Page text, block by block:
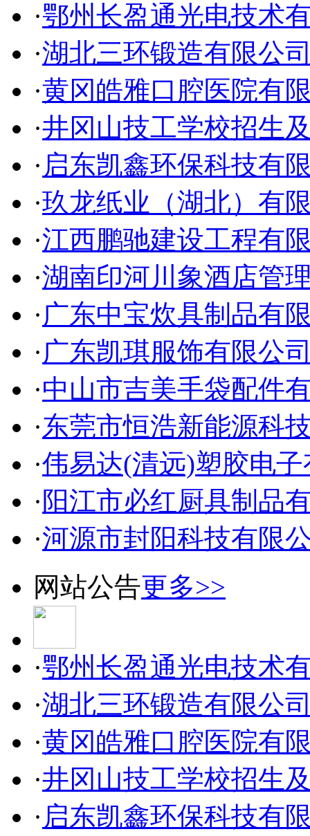
·鄂州长盈通光电技术
·湖北三环锻造有限公
·黄冈皓雅口腔医院有
·井冈山技工学校招生
· 启东凯鑫环保科技有
·玖龙纸业（湖北）有
·江西鹏驰建设工程有
·湖南印河川象酒店管
·广东中宝炊具制品有
·广东凯琪服饰有限公
·中山市吉美手袋配件
·东莞市恒浩新能源科
·伟易达(清远)塑胶电
· 阳江市必红厨具制品
·河源市封阳科技有限
网站公告更多>>
·鄂州长盈通光电技术
·湖北三环锻造有限公
·黄冈皓雅口腔医院有
·井冈山技工学校招生
· 启东凯鑫环保科技有